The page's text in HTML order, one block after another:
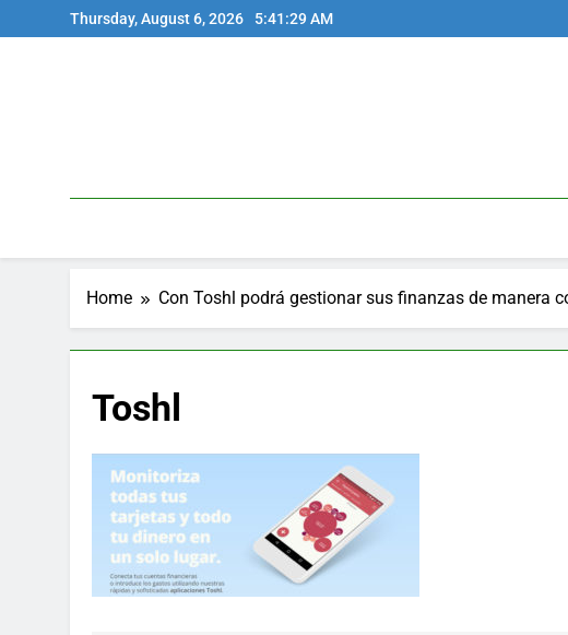
to
Thursday, August 6, 2026 5:41:29 AM
Home Con Toshl podrá gestionar sus finanzas de manera
Toshl